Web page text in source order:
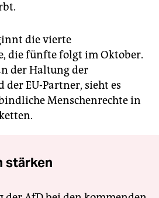
die vierte
die fünfte folgt im Oktober.
der Haltung der
EU-Partner, sieht es
Menschenrechte in
stärken